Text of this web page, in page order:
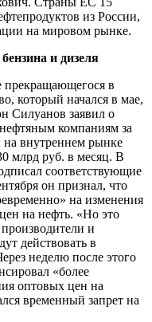
из России,
на мировом рынке.
и дизеля
прекращающегося в
который начался в мае,
Силуанов заявил о
компаниям за
внутреннем рынке
млрд руб. в месяц. В
соответствующие
он признал, что
на изменения
на нефть. «Но это
и
действовать в
неделю после этого
«более
оптовых цен на
временный запрет на